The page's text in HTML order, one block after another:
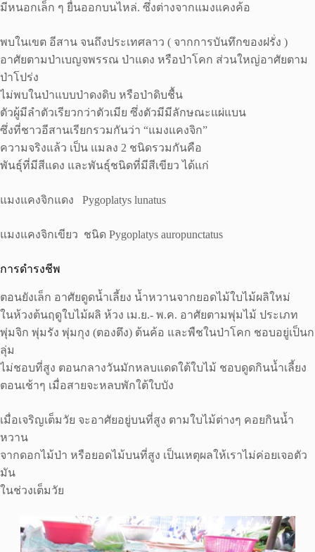
มีหนอกเล็ก ๆ ยื่นออกบนไหล่. ซึ่งต่างจากแมงแคงค้อ
พบในเขต อีสาน จนถึงประเทศลาว ( จากการบันทึกของฝรั่ง )
อาศัยตามป่าเบญจพรรณ ป่าแดง หรือป่าโคก ส่วนใหญ่อาศัยตาม
ป่าโปร่ง
ไม่พบในป่าแบบป่าดงดิบ หรือป่าดิบชื้น
ตัวผู้มีลำตัวเรียวกว่าตัวเมีย ซึ่งตัวมีมีลักษณะแผ่แบน
ซึ่งที่ชาวอีสานเรียกรวมกันว่า “แมงแคงจิก”
ความจริงแล้ว เป็น แมลง 2 ชนิดรวมกันคือ
พันธุ์ที่มีสีแดง และพันธุ์ชนิดที่มีสีเขียว ได้แก่
แมงแคงจิกแดง Pygoplatys lunatus
แมงแคงจิกเขียว ชนิด Pygoplatys auropunctatus
การดำรงชีพ
ตอนยังเล็ก อาศัยดูดน้ำเลี้ยง น้ำหวานจากยอดไม้ใบไม้ผลิใหม่
ในห้วงต้นฤดูใบไม้ผลิ ห้วง เม.ย.- พ.ค. อาศัยตามพุ่มไม้ ประเภท
พุ่มจิก พุ่มรัง พุ่มกุง (ตองตึง) ต้นค้อ และพืชในป่าโคก ชอบอยู่เป็นก
ลุ่ม
ไม่ชอบที่สูง ตอนกลางวันมักหลบแดดใต้ใบไม้ ชอบดูดกินน้ำเลี้ยง
ตอนเช้าๆ เมื่อสายจะหลบพักใต้ใบบัง
เมื่อเจริญเต็มวัย จะอาศัยอยู่บนที่สูง ตามใบไม้ต่างๆ คอยกินน้ำ
หวาน
จากดอกไม้ป่า หรือยอดไม้บนที่สูง เป็นเหตุผลให้เราไม่ค่อยเจอตัว
มัน
ในช่วงเต็มวัย